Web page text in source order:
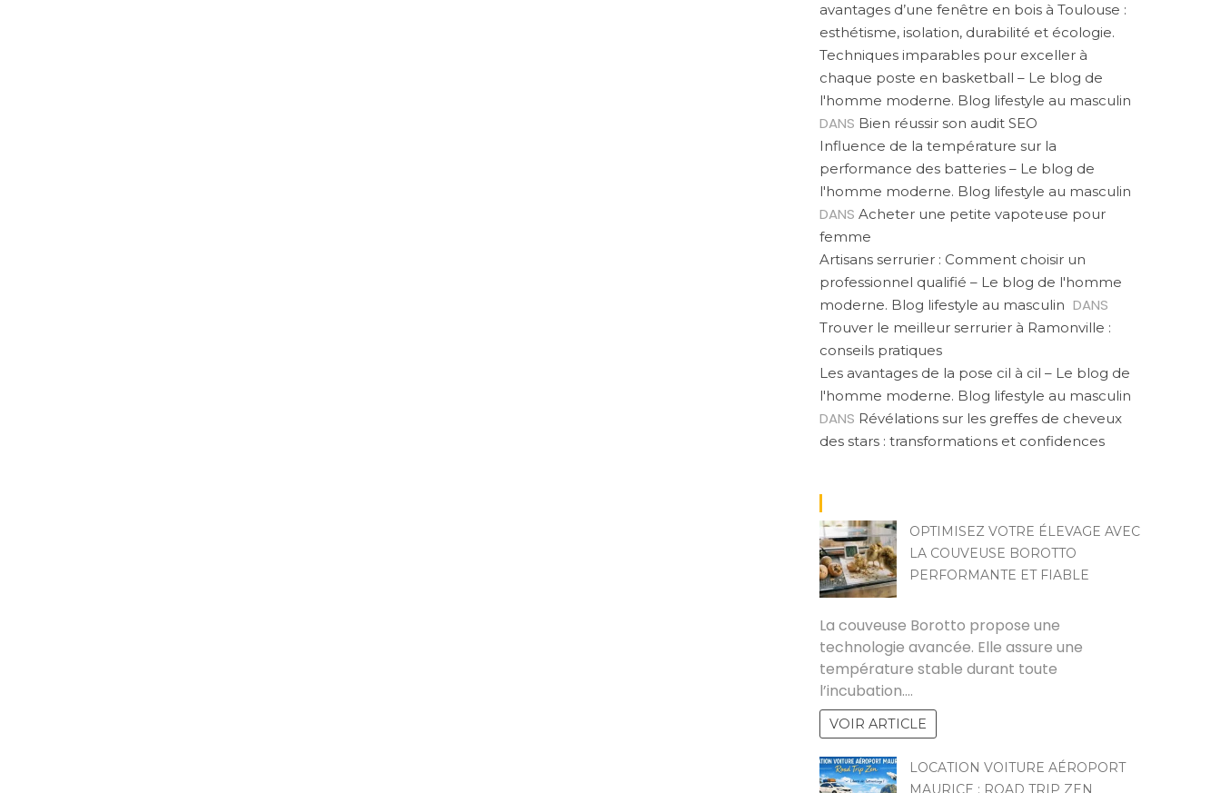
avantages d’une fenêtre en bois à Toulouse :
esthétisme, isolation, durabilité et écologie.
Techniques imparables pour exceller à
chaque poste en basketball – Le blog de
l'homme moderne. Blog lifestyle au masculin
DANS Bien réussir son audit SEO
Influence de la température sur la
performance des batteries – Le blog de
l'homme moderne. Blog lifestyle au masculin
DANS Acheter une petite vapoteuse pour
femme
Artisans serrurier : Comment choisir un
professionnel qualifié – Le blog de l'homme
moderne. Blog lifestyle au masculin DANS
Trouver le meilleur serrurier à Ramonville :
conseils pratiques
Les avantages de la pose cil à cil – Le blog de
l'homme moderne. Blog lifestyle au masculin
DANS Révélations sur les greffes de cheveux
des stars : transformations et confidences
OPTIMISEZ VOTRE ÉLEVAGE AVEC
LA COUVEUSE BOROTTO
PERFORMANTE ET FIABLE
La couveuse Borotto propose une
technologie avancée. Elle assure une
température stable durant toute
l’incubation.…
VOIR ARTICLE
LOCATION VOITURE AÉROPORT
MAURICE : ROAD TRIP ZEN